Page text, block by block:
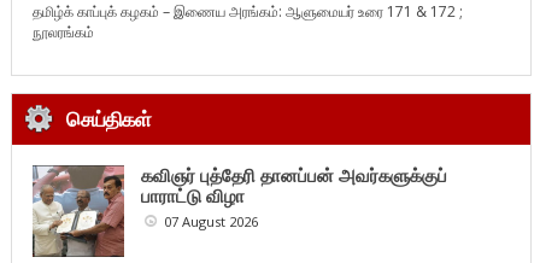
தமிழ்க் காப்புக் கழகம் – இணைய அரங்கம்: ஆளுமையர் உரை 171 & 172 ;
நூலரங்கம்
செய்திகள்
கவிஞர் புத்தேரி தானப்பன் அவர்களுக்குப்
பாராட்டு விழா
07 August 2026